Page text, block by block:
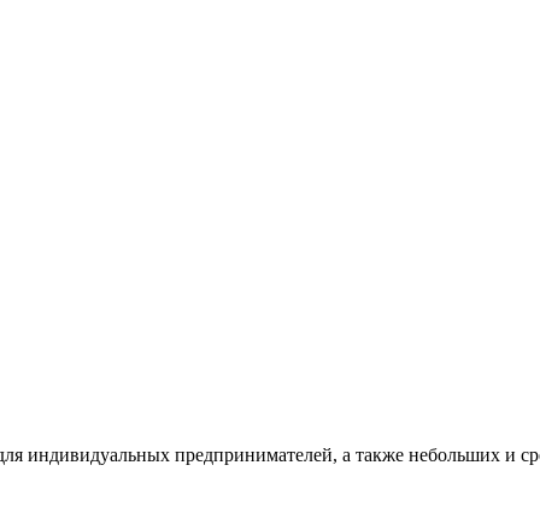
индивидуальных предпринимателей, а также небольших и